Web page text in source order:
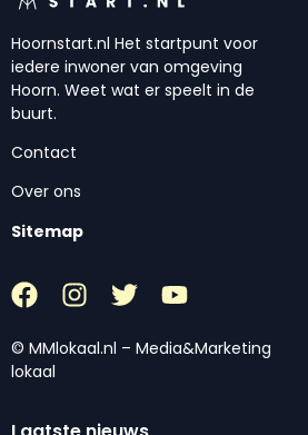
Hoornstart.nl Het startpunt voor
iedere inwoner van omgeving
Hoorn. Weet wat er speelt in de
buurt.
Contact
Over ons
Sitemap
© MMlokaal.nl – Media&Marketing
lokaal